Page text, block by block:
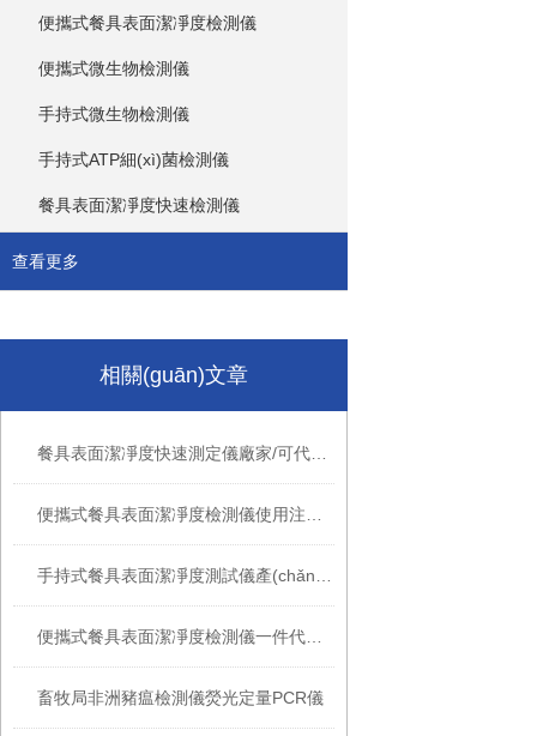
便攜式餐具表面潔凈度檢測儀
便攜式微生物檢測儀
手持式微生物檢測儀
手持式ATP細(xì)菌檢測儀
餐具表面潔凈度快速檢測儀
查看更多
相關(guān)文章
畜牧局非洲豬瘟檢測儀熒光定量PCR儀